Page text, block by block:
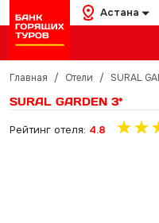
Астана
Главная / Отели / SURAL
SURAL GARDEN 3*
Рейтинг отеля: 4.8